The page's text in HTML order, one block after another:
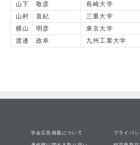
山下 敬彦
長崎大学
山村 直紀
三重大学
横山 明彦
東京大学
渡邊 政幸
九州工業大学
学会広告掲載について プライバ